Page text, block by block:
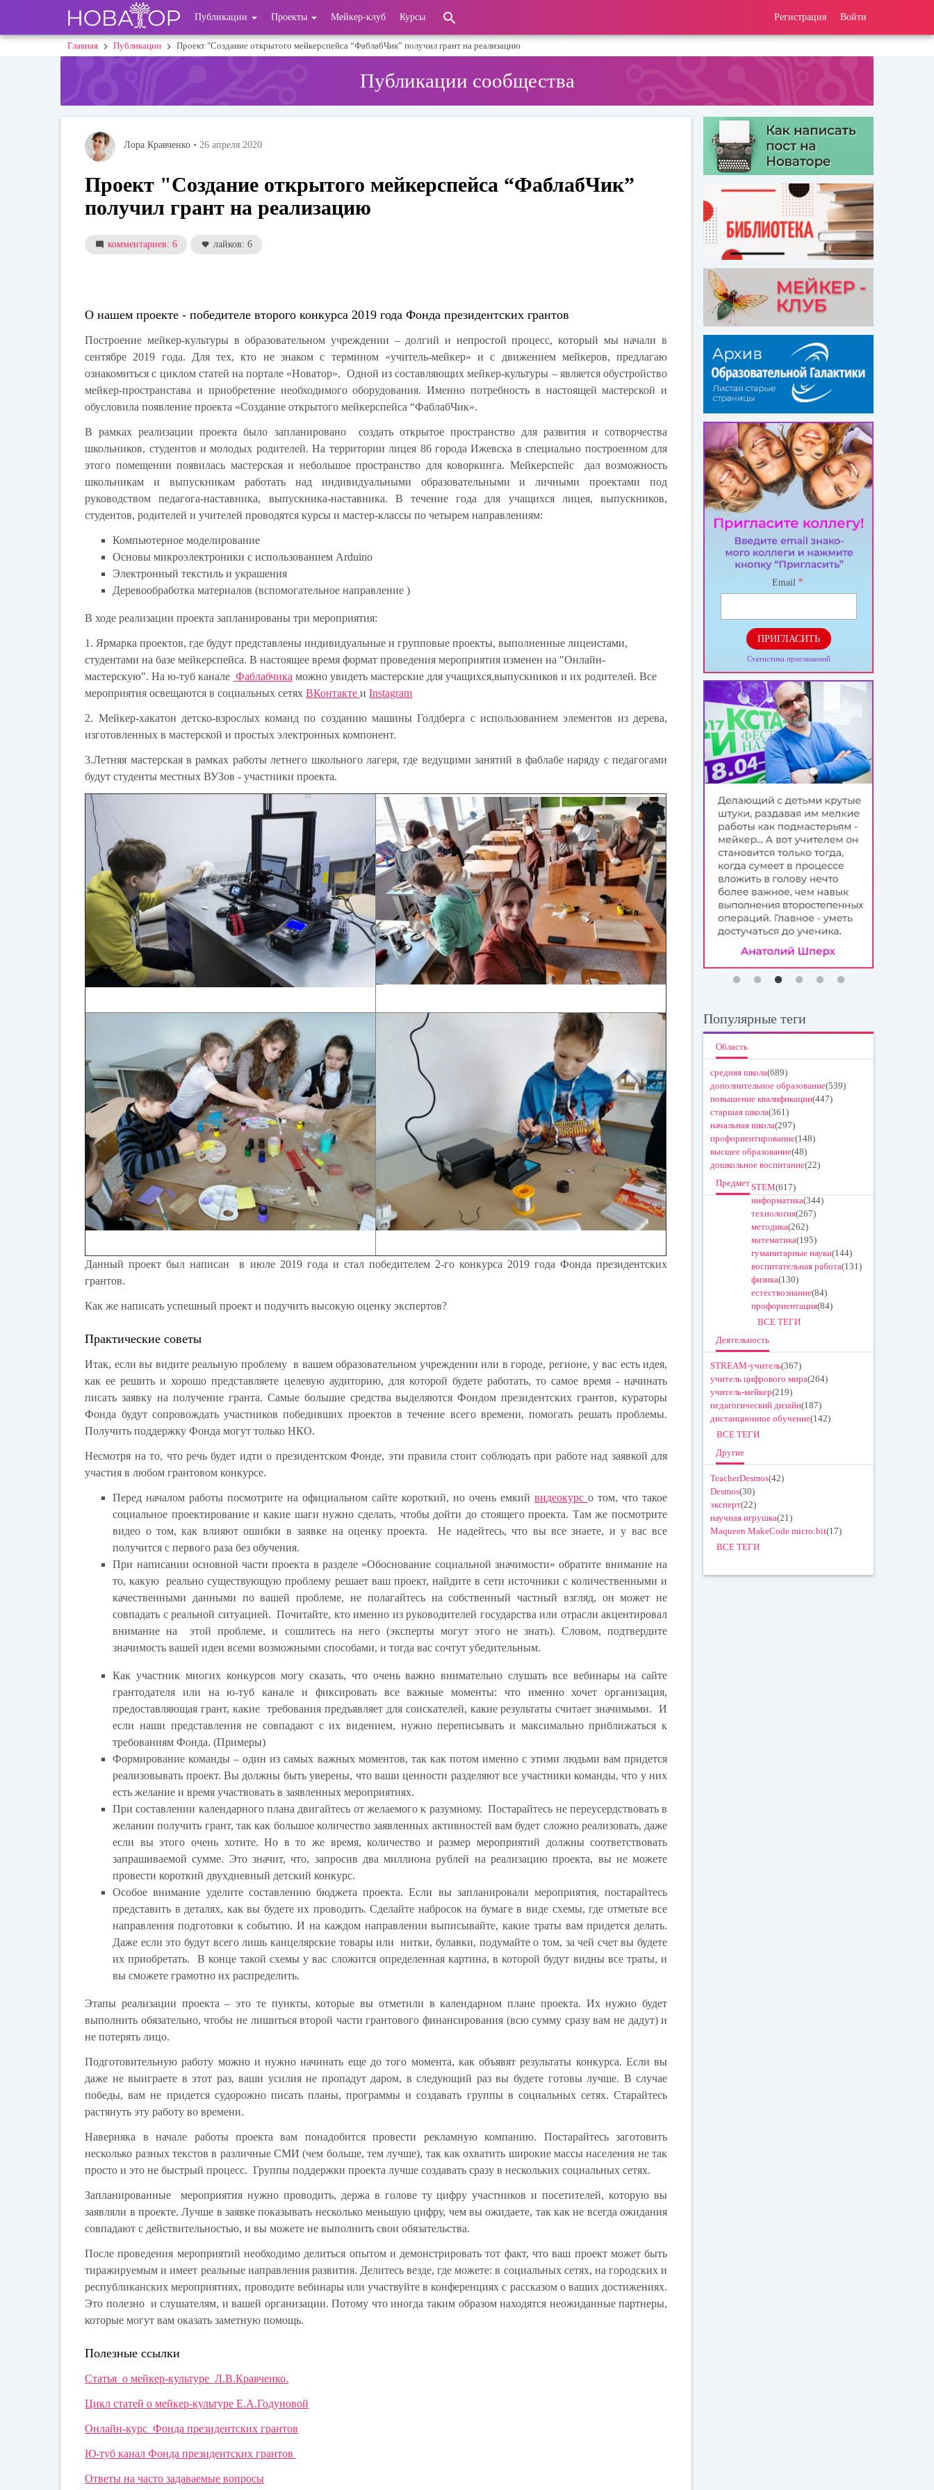
основному
User
account
Регистрация Войти
Публикации Проекты Мейкер-клуб Курсы
Строка
Главная Публикации Проект "Создание открытого мейкерспейса “ФаблабЧик” получил грант на реализацию
Публикации сообщества
Лора Кравченко • 26 апреля 2020
Проект "Создание открытого мейкерспейса “ФаблабЧик”
получил грант на реализацию
комментариев: 6 лайков: 6
О нашем проекте - победителе второго конкурса 2019 года Фонда президентских грантов
Построение мейкер-культуры в образовательном учреждении – долгий и непростой процесс, который мы начали в
сентябре 2019 года. Для тех, кто не знаком с термином «учитель-мейкер» и с движением мейкеров, предлагаю
ознакомиться с циклом статей на портале «Новатор». Одной из составляющих мейкер-культуры – является обустройство
мейкер-пространстава и приобретение необходимого оборудования. Именно потребность в настоящей мастерской и
обусловила появление проекта «Создание открытого мейкерспейса “ФаблабЧик».
В рамках реализации проекта было запланировано создать открытое пространство для развития и сотворчества
школьников, студентов и молодых родителей. На территории лицея 86 города Ижевска в специально построенном для
этого помещении появилась мастерская и небольшое пространство для коворкинга. Мейкерспейс дал возможность
школьникам и выпускникам работать над индивидуальными образовательными и личными проектами под
руководством педагога-наставника, выпускника-наставника. В течение года для учащихся лицея, выпускников,
студентов, родителей и учителей проводятся курсы и мастер-классы по четырем направлениям:
Компьютерное моделирование
Основы микроэлектроники с использованием Arduino
Электронный текстиль и украшения
Деревообработка материалов (вспомогательное направление )
В ходе реализации проекта запланированы тримероприятия:
1. Ярмарка проектов, где будут представлены индивидуальные и групповые проекты, выполненные лицеистами,
студентами на базе мейкерспейса. В настоящее время формат проведения мероприятия изменен на "Онлайн-
мастерскую". На ю-туб канале Фаблабчика можно увидеть мастерские для учащихся,выпускников и их родителей. Все
мероприятия освещаются в социальных сетяхВКонтактеиInstagram
2. Мейкер-хакатон детско-взрослых команд по созданию машины Голдберга с использованием элементов из дерева,
изготовленных в мастерской и простых электронных компонент.
3.Летняя мастерская в рамках работы летнего школьного лагеря, где ведущими занятий в фаблабе наряду с педагогами
будут студенты местных ВУЗов - участники проекта.
Данный проект был написан в июле 2019 года и стал победителем 2-го конкурса 2019 годаФонда президентских
грантов.
Как же написать успешный проект и подучить высокую оценку экспертов?
Практические советы
Итак, если вы видите реальную проблему в вашем образовательном учреждении или в городе, регионе, у вас есть идея,
как ее решить и хорошо представляете целевую аудиторию, для которой будете работать, то самое время - начинать
писать заявку на получение гранта. Самые большие средства выделяютсяФондом президентских грантов, кураторы
Фонда будут сопровождать участников победивших проектов в течение всего времени, помогать решать проблемы.
Получить поддержку Фонда могут только НКО.
Несмотря на то, что речь будет идти о президентском Фонде, эти правила стоит соблюдать при работе над заявкой для
участия в любом грантовом конкурсе.
Перед началом работы посмотрите на официальном сайте короткий, но очень емкийвидеокурсо том, что такое
социальное проектирование и какие шаги нужно сделать, чтобы дойти до стоящего проекта. Там же посмотрите
видео о том, как влияют ошибки в заявке на оценку проекта. Не надейтесь, что вы все знаете, и у вас все
получится с первого раза без обучения.
При написании основной части проекта в разделе «Обоснование социальной значимости» обратите внимание на
то, какую реально существующую проблему решает ваш проект, найдите в сети источники с количественными и
качественными данными по вашей проблеме, не полагайтесь на собственный частный взгляд, он может не
совпадать с реальной ситуацией. Почитайте, кто именно из руководителей государства или отрасли акцентировал
внимание на этой проблеме, и сошлитесь на него (эксперты могут этого не знать). Словом, подтвердите
значимость вашей идеи всеми возможными способами, и тогда вас сочтут убедительным.
Как участник многих конкурсов могу сказать, что очень важно внимательно слушать все вебинары на сайте
грантодателя или на ю-туб канале и фиксировать все важные моменты: что именно хочет организация,
предоставляющая грант, какие требования предъявляет для соискателей, какие результаты считает значимыми. И
если наши представления не совпадают с их видением, нужно переписывать и максимально приближаться к
требованиям Фонда. (Примеры)
Формирование команды – один из самых важных моментов, так как потом именно с этими людьми вам придется
реализовывать проект. Вы должны быть уверены, что ваши ценности разделяют все участники команды, что у них
есть желание и время участвовать в заявленных мероприятиях.
При составлении календарного плана двигайтесь от желаемого к разумному. Постарайтесь не переусердствовать в
желании получить грант, так как большое количество заявленных активностей вам будет сложно реализовать, даже
если вы этого очень хотите. Но в то же время, количество и размер мероприятий должны соответствовать
запрашиваемой сумме. Это значит, что, запросив два миллиона рублей на реализацию проекта, вы не можете
провести короткий двухдневный детский конкурс.
Особое внимание уделите составлению бюджета проекта. Если вы запланировали мероприятия, постарайтесь
представить в деталях, как вы будете их проводить. Сделайте набросок на бумаге в виде схемы, где отметьте все
направления подготовки к событию. И на каждом направлении выписывайте, какие траты вам придется делать.
Даже если это будут всего лишь канцелярские товары или нитки, булавки, подумайте о том, за чей счет вы будете
их приобретать. В конце такой схемы у вас сложится определенная картина, в которой будут видны все траты, и
вы сможете грамотно их распределить.
Этапы реализации проекта – это те пункты, которые вы отметили в календарном плане проекта. Их нужно будет
выполнить обязательно, чтобы не лишиться второй части грантового финансирования (всю сумму сразу вам не дадут) и
не потерять лицо.
Подготовительную работу можно и нужно начинать еще до того момента, как объявят результаты конкурса. Если вы
даже не выиграете в этот раз, ваши усилия не пропадут даром, в следующий раз вы будете готовы лучше. В случае
победы, вам не придется судорожно писать планы, программы и создавать группы в социальных сетях. Старайтесь
растянуть эту работу во времени.
Наверняка в начале работы проекта вам понадобится провести рекламную компанию. Постарайтесь заготовить
несколько разных текстов в различные СМИ (чем больше, тем лучше), так как охватить широкие массы населения не так
просто и это не быстрый процесс. Группы поддержки проекта лучше создавать сразу в нескольких социальных сетях.
Запланированные мероприятия нужно проводить, держа в голове ту цифру участников и посетителей, которую вы
заявляли в проекте. Лучше в заявке показывать несколько меньшую цифру, чем вы ожидаете, так как не всегда ожидания
совпадают с действительностью, и вы можете не выполнить свои обязательства.
После проведения мероприятий необходимо делиться опытом и демонстрировать тот факт, что ваш проект может быть
тиражируемым и имеет реальные направления развития. Делитесь везде, где можете: в социальных сетях, на городских и
республиканских мероприятиях, проводите вебинары или участвуйте в конференциях с рассказом о ваших достижениях.
Это полезно и слушателям, и вашей организации. Потому что иногда таким образом находятся неожиданные партнеры,
которые могут вам оказать заметную помощь.
Полезные ссылки
Статья о мейкер-культуре Л.В.Кравченко.
Цикл статей о мейкер-культуре Е.А.Годуновой
Онлайн-курс Фонда президентских грантов
Ю-туб канал Фонда президентских грантов
Ответы на часто задаваемые вопросы
Email *
ПРИГЛАСИТЬ
Статистика приглашений
Популярные теги
Область
средняя школа(689)
дополнительное образование(539)
повышение квалификации(447)
старшая школа(361)
начальная школа(297)
профориентирование(148)
высшее образование(48)
дошкольное воспитание(22)
ПредметSTEM(617)
информатика(344)
технология(267)
методика(262)
математика(195)
гуманитарные науки(144)
воспитательная работа(131)
физика(130)
естествознание(84)
профориентация(84)
ВСЕ ТЕГИ
Деятельность
STREAM-учитель(367)
учитель цифрового мира(264)
учитель-мейкер(219)
педагогический дизайн(187)
дистанционное обучение(142)
ВСЕ ТЕГИ
Другие
TeacherDesmos(42)
Desmos(30)
эксперт(22)
научная игрушка(21)
Maqueen MakeCode micro:bit(17)
ВСЕ ТЕГИ